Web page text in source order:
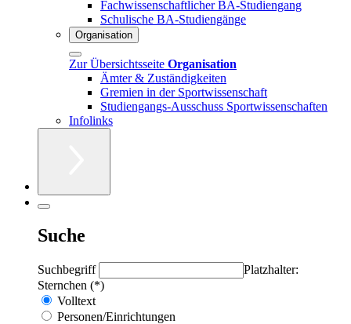
Fachwissenschaftlicher BA-Studiengang
Schulische BA-Studiengänge
Organisation
Zur Übersichtsseite Organisation
Ämter & Zuständigkeiten
Gremien in der Sportwissenschaft
Studiengangs-Ausschuss Sportwissenschaften
Infolinks
Suche
Suchbegriff
Platzhalter:
Sternchen (*)
Volltext
Personen/Einrichtungen